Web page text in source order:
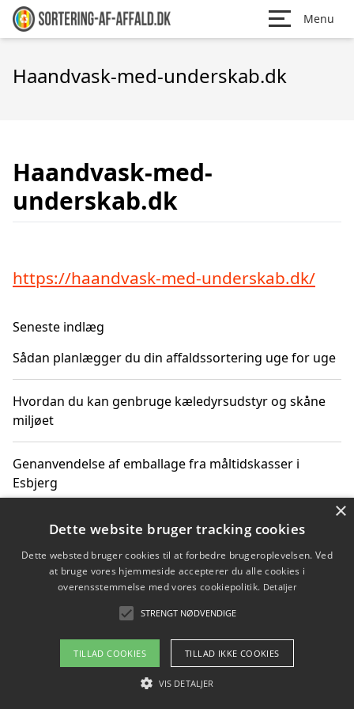
Menu
Haandvask-med-underskab.dk
Haandvask-med-
underskab.dk
https://haandvask-med-underskab.dk/
Seneste indlæg
Sådan planlægger du din affaldssortering uge for uge
Hvordan du kan genbruge kæledyrsudstyr og skåne
miljøet
Genanvendelse af emballage fra måltidskasser i
Esbjerg
Sådan kan du kombinere affaldssortering med rejser
Hvordan affaldssortering kan bidrage til co2 reduktion
Copyright 2026 - Pilanto Aps
Om / kontakt
Blog Betingelser
×
Dette website bruger tracking cookies
Dette websted bruger cookies til at forbedre brugeroplevelsen. Ved
at bruge vores hjemmeside accepterer du alle cookies i
overensstemmelse med vores cookiepolitik. Detaljer
STRENGT NØDVENDIGE
TILLAD COOKIES TILLAD IKKE COOKIES
VIS DETALJER